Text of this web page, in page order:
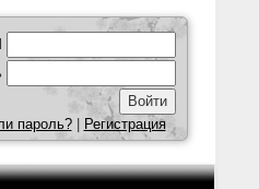
пароль?| Регистрация